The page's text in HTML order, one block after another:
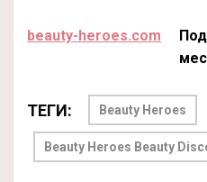
beauty-heroes.com
ТЕГИ: Beauty Heroes
Beauty Heroes Beauty